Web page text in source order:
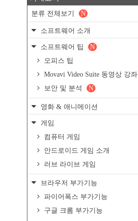
분류 전체보기 N
소프트웨어 소개
소프트웨어 팁
N
오피스 팁
Movavi Video Suite 동영상 강좌
보안 및 분석
N
영화 & 애니메이션
게임
컴퓨터 게임
안드로이드 게임 소개
러브 라이브 게임
브라우저 부가기능
파이어폭스 부가기능
구글 크롬 부가기능